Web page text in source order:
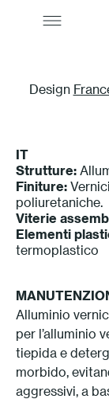
Color
Press
Design
IT
Strutture:
Finiture:
poliuretaniche.
Viterie
Elementi
termoplastico
Alluminio
per l’alluminio
tiepida e
morbido,
aggressivi, a